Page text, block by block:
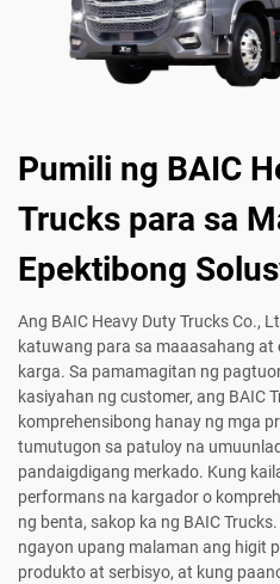
Pumili ng BAIC
Trucks para sa
Epektibong
Ang BAIC Heavy Duty Trucks Co.,
katuwang para sa maaasahang at
karga. Sa pamamagitan ng
kasiyahan ng customer, ang BAIC
komprehensibong hanay ng mga
tumutugon sa patuloy na
pandaigdigang merkado. Kung
performans na kargador o
ng benta, sakop ka ng BAIC
ngayon upang malaman ang higit
produkto at serbisyo, at kung